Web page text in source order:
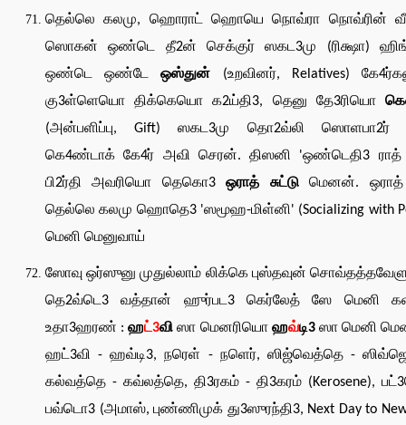
தெல்லெ கலமு, ஹொராட் ஹொயெ நொவ்ரா நொவ்ரின்
ஸொகன் ஒண்டெ தீ2ன் செக்குர் ஸகட3மு (ரிக்ஷா)
ஒண்டெ ஒண்டேஒஸ்துன் (உறவினர், Relatives)
கு3ள்ளெயொ திக்கெயொ க2ய்தி3, தெனு தே3ரியொ
(அன்பளிப்பு, Gift) ஸகட3மு தொ2வ்லி ஸொளபா2ர்
கெ4ண்டாக் கே4ர் அவி செரன். திஸனி 'ஒண்டெதி3 ராத்
பி2ர்தி அவரியொ தெகொ3ஒராத் சுட்டுமெனன். ஒராத்
தெல்லெ கலமு ஹொதெ3 'ஸமூஹ-மிள்னி' (Socializing with
மெனி மெனுவாய்
ஸோவு ஒர்ஸுனு முதுல்லாம் லிக்கெ புஸ்தவுன்
தெ2வ்டெ3 வத்தான் ஹுர்பட3 கெர்லேத் ஸே மெனி
உதா3ஹரண் :ஹட்3வி ஸா மெனரியொ ஹவ்டி3ஸா மெனி
ஹட்3வி - ஹவ்டி3, நரெள் - நளெர், ஸிஜ்வெத்தெ -
கல்வத்தெ - கவ்லத்தெ, தி3ரகம் - தி3கரம் (Kerosene),
பவ்டொ3 (அமாஸ், புண்ணிமுக் து3ஸுரந்தி3, Next Day to